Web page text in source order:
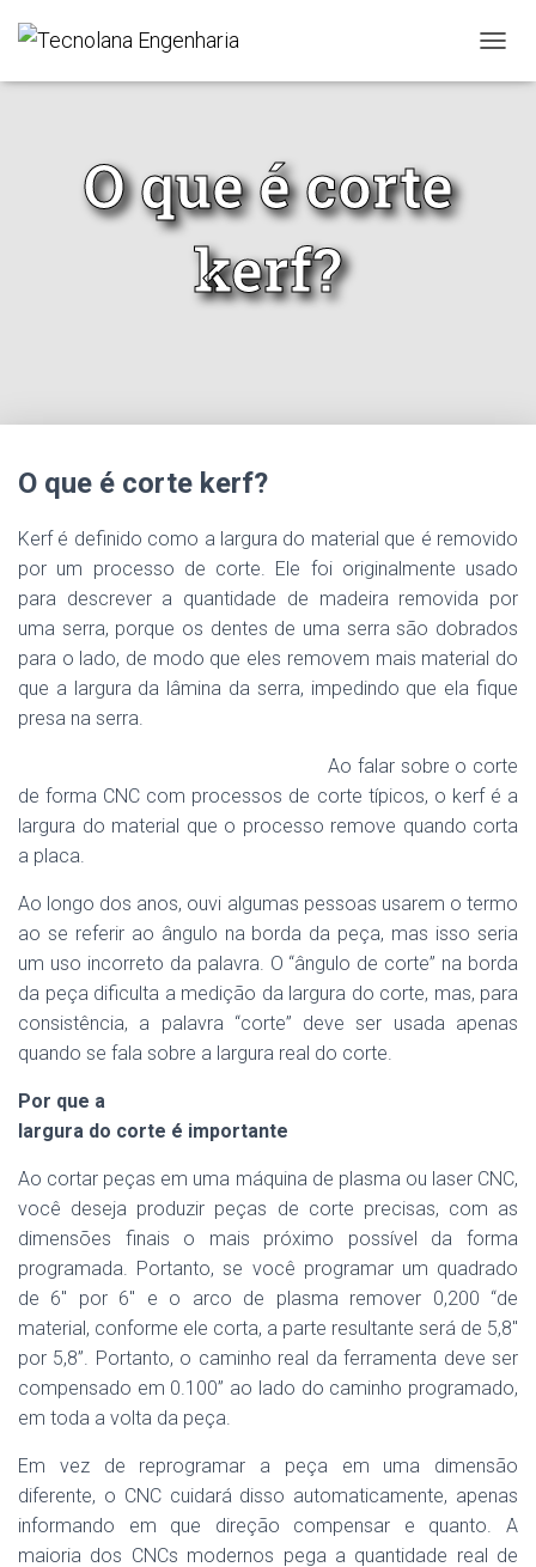
O que é corte
kerf?
O que é corte kerf?
Kerf é definido como a largura do material que é removido
por um processo de corte. Ele foi originalmente usado
para descrever a quantidade de madeira removida por
uma serra, porque os dentes de uma serra são dobrados
para o lado, de modo que eles removem mais material do
que a largura da lâmina da serra, impedindo que ela fique
presa na serra.
Ao falar sobre o corte
de forma CNC com processos de corte típicos, o kerf é a
largura do material que o processo remove quando corta
a placa.
Ao longo dos anos, ouvi algumas pessoas usarem o termo
ao se referir ao ângulo na borda da peça, mas isso seria
um uso incorreto da palavra. O “ângulo de corte” na borda
da peça dificulta a medição da largura do corte, mas, para
consistência, a palavra “corte” deve ser usada apenas
quando se fala sobre a largura real do corte.
Por que a
largura do corte é importante
Ao cortar peças em uma máquina de plasma ou laser CNC,
você deseja produzir peças de corte precisas, com as
dimensões finais o mais próximo possível da forma
programada. Portanto, se você programar um quadrado
de 6″ por 6″ e o arco de plasma remover 0,200 “de
material, conforme ele corta, a parte resultante será de 5,8″
por 5,8”. Portanto, o caminho real da ferramenta deve ser
compensado em 0.100” ao lado do caminho programado,
em toda a volta da peça.
Em vez de reprogramar a peça em uma dimensão
diferente, o CNC cuidará disso automaticamente, apenas
informando em que direção compensar e quanto. A
maioria dos CNCs modernos pega a quantidade real de